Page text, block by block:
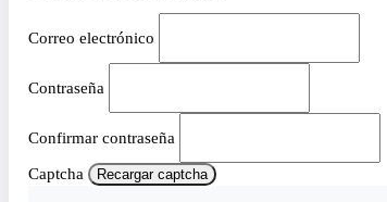
Correo electrónico
Contraseña
Confirmar contraseña
Captcha Recargar captcha